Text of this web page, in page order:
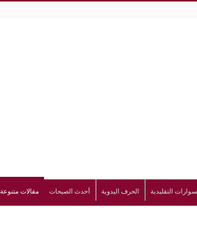
التقليدية الحرف اليدوية أحدث الصيحات مقالات متنوعة